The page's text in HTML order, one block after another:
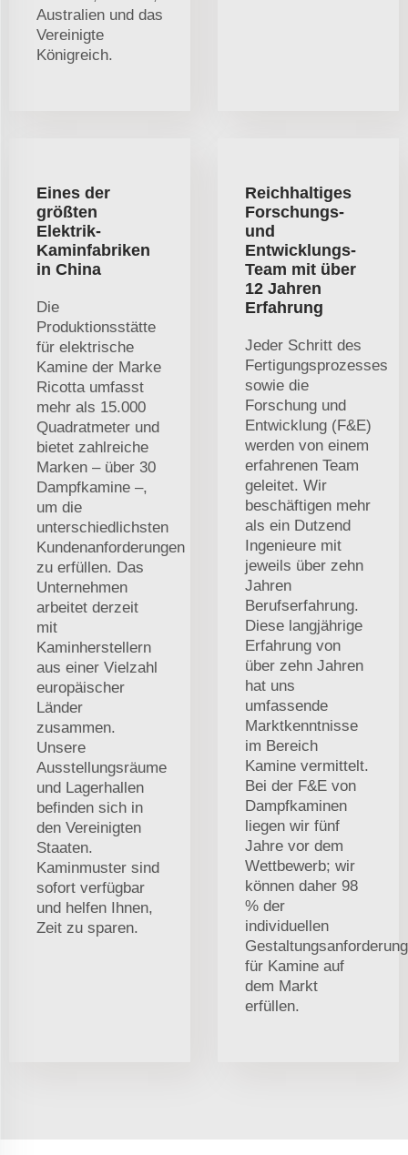
Australien und das
Vereinigte
Königreich.
Eines der
größten
Elektrik-
Kaminfabriken
in China
Die
Produktionsstätte
für elektrische
Kamine der Marke
Ricotta umfasst
mehr als 15.000
Quadratmeter und
bietet zahlreiche
Marken – über 30
Dampfkamine –,
um die
unterschiedlichsten
Kundenanforderungen
zu erfüllen. Das
Unternehmen
arbeitet derzeit
mit
Kaminherstellern
aus einer Vielzahl
europäischer
Länder
zusammen.
Unsere
Ausstellungsräume
und Lagerhallen
befinden sich in
den Vereinigten
Staaten.
Kaminmuster sind
sofort verfügbar
und helfen Ihnen,
Zeit zu sparen.
Reichhaltiges
Forschungs-
und
Entwicklungs-
Team mit über
12 Jahren
Erfahrung
Jeder Schritt des
Fertigungsprozesses
sowie die
Forschung und
Entwicklung (F&E)
werden von einem
erfahrenen Team
geleitet. Wir
beschäftigen mehr
als ein Dutzend
Ingenieure mit
jeweils über zehn
Jahren
Berufserfahrung.
Diese langjährige
Erfahrung von
über zehn Jahren
hat uns
umfassende
Marktkenntnisse
im Bereich
Kamine vermittelt.
Bei der F&E von
Dampfkaminen
liegen wir fünf
Jahre vor dem
Wettbewerb; wir
können daher 98
% der
individuellen
für Kamine auf
dem Markt
erfüllen.